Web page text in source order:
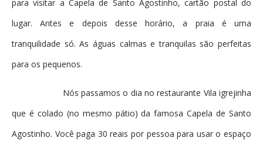
para visitar a Capela de Santo Agostinho, cartão postal do
lugar. Antes e depois desse horário, a praia é uma
tranquilidade só. As águas calmas e tranquilas são perfeitas
para os pequenos.
Nós passamos o dia no restaurante Vila igrejinha
que é colado (no mesmo pátio) da famosa Capela de Santo
Agostinho. Você paga 30 reais por pessoa para usar o espaço